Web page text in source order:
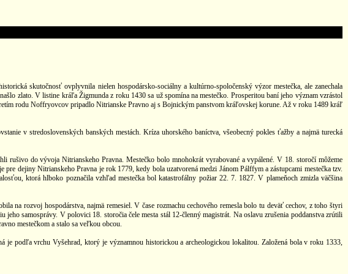
skutočnosť ovplyvnila nielen hospodársko-sociálny a kultúrno-spoločenský výzor mestečka, ale zanechala
zlato. V listine kráľa Žigmunda z roku 1430 sa už spomína na mestečko. Prosperitou baní jeho význam vzrástol
rodu Noffryovcov pripadlo Nitrianske Pravno aj s Bojnickým panstvom kráľovskej korune. Až v roku 1489 kráľ
v stredoslovenských banských mestách. Kríza uhorského baníctva, všeobecný pokles ťažby a najmä turecká
do vývoja Nitrianskeho Pravna. Mestečko bolo mnohokrát vyrabované a vypálené. V 18. storočí môžeme
dejiny Nitrianskeho Pravna je rok 1779, kedy bola uzatvorená medzi Jánom Pálffym a zástupcami mestečka tzv.
ktorá hlboko poznačila vzhľad mestečka bol katastrofálny požiar 22. 7. 1827. V plameňoch zmizla väčšina
na rozvoj hospodárstva, najmä remesiel. V čase rozmachu cechového remesla bolo tu deväť cechov, z toho štyri
samosprávy. V polovici 18. storočia čele mesta stál 12-členný magistrát. Na oslavu zrušenia poddanstva zrútili
mestečkom a stalo sa veľkou obcou.
je podľa vrchu Vyšehrad, ktorý je významnou historickou a archeologickou lokalitou. Založená bola v roku 1333,